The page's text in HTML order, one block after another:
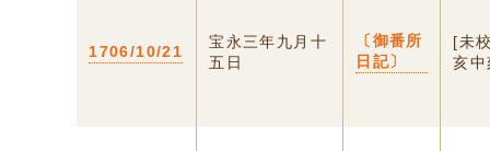
1706/10/21
宝永三年九月十
五日
〔御番所
日記〕
[未
亥